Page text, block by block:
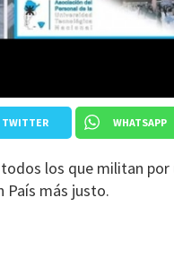
TWITTER WHATSAPP
los que militan
País más justo.